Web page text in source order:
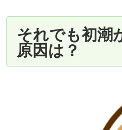
それでも初潮
原因は？